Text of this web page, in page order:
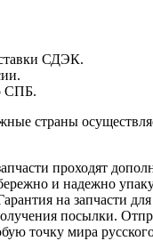
СДЭК.
СПБ.
страны
проходят
и надежно
на запчасти для
посылки.
точку мира